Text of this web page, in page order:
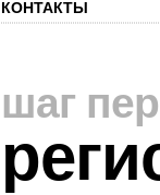
КОНТАКТЫ
шаг